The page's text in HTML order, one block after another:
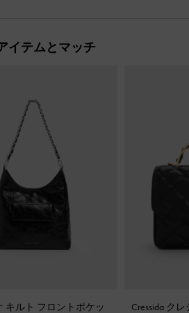
イテムとマッチ
キルト フロントポケッ Cressida ク